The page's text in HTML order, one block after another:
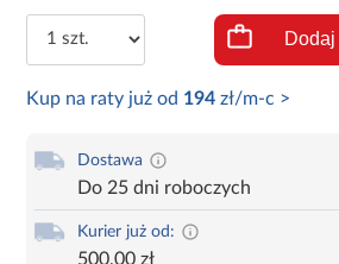
Kup na raty już od 194 zł/m-c >
Dostawa
Do 25 dni roboczych
Kurier już od:
500,00 zł